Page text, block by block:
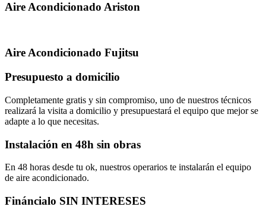
Aire Acondicionado Ariston
Aire Acondicionado Fujitsu
Presupuesto a domicilio
Completamente gratis y sin compromiso, uno de nuestros técnicos
realizará la visita a domicilio y presupuestará el equipo que mejor se
adapte a lo que necesitas.
Instalación en 48h sin obras
En 48 horas desde tu ok, nuestros operarios te instalarán el equipo
de aire acondicionado.
Fináncialo SIN INTERESES